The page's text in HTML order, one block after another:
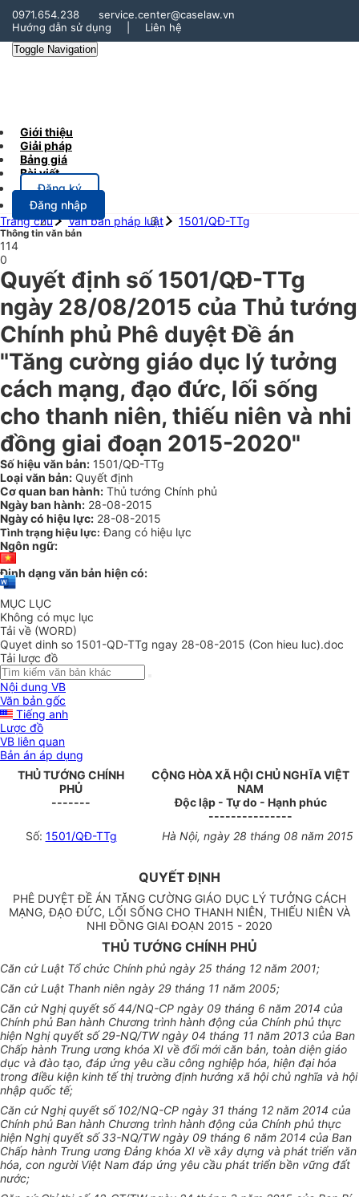
0971.654.238
service.center@caselaw.vn
Hướng dẫn sử dụng
Liên hệ
Toggle Navigation
Giới thiệu
Giải pháp
Bảng giá
Bài viết
Đăng ký
Đăng nhập
Trang chủ
Văn bản pháp luật 1501/QĐ-TTg
Thông tin văn bản
114
0
Quyết định số 1501/QĐ-TTg
ngày 28/08/2015 của Thủ tướng
Chính phủ Phê duyệt Đề án
"Tăng cường giáo dục lý tưởng
cách mạng, đạo đức, lối sống
cho thanh niên, thiếu niên và nhi
đồng giai đoạn 2015-2020"
Số hiệu văn bản: 1501/QĐ-TTg
Loại văn bản: Quyết định
Cơ quan ban hành: Thủ tướng Chính phủ
Ngày ban hành: 28-08-2015
Ngày có hiệu lực: 28-08-2015
Tình trạng hiệu lực: Đang có hiệu lực
Ngôn ngữ:
Định dạng văn bản hiện có:
MỤC LỤC
Không có mục lục
Tải về (WORD)
Quyet dinh so 1501-QD-TTg ngay 28-08-2015 (Con hieu luc).doc
Tải lược đồ
Nội dung VB
Văn bản gốc
Tiếng anh
Lược đồ
VB liên quan
Bản án áp dụng
THỦ TƯỚNG CHÍNH
PHỦ
-------
CỘNG HÒA XÃ HỘI CHỦ NGHĨA VIỆT
NAM
Độc lập - Tự do - Hạnh phúc
---------------
Số: 1501/QĐ-TTg Hà Nội, ngày 28 tháng 08 năm 2015
QUYẾT ĐỊNH
PHÊ DUYỆT ĐỀ ÁN TĂNG CƯỜNG GIÁO DỤC LÝ TƯỞNG CÁCH
MẠNG, ĐẠO ĐỨC, LỐI SỐNG CHO THANH NIÊN, THIẾU NIÊN VÀ
NHI ĐỒNG GIAI ĐOẠN 2015 - 2020
THỦ TƯỚNG CHÍNH PHỦ
Căn cứ Luật Tổ chức Chính phủ ngày 25 tháng 12 năm 2001;
Căn cứ Luật Thanh niên ngày 29 tháng 11 năm 2005;
Căn cứ Nghị quyết số 44/NQ-CP ngày 09 tháng 6 năm 2014 của
Chính phủ Ban hành Chương trình hành động của Chính phủ thực
hiện Nghị quyết số 29-NQ/TW ngày 04 tháng 11 năm 2013 của Ban
Chấp hành Trung ương khóa XI về đổi mới căn bản, toàn diện giáo
dục và đào tạo, đáp ứng yêu cầu công nghiệp hóa, hiện đại hóa
trong điều kiện kinh tế thị trường định hướng xã hội chủ nghĩa và hội
nhập quốc tế;
Căn cứ Nghị quyết số 102/NQ-CP ngày 31 tháng 12 năm 2014 của
Chính phủ Ban hành Chương trình hành động của Chính phủ thực
hiện Nghị quyết số 33-NQ/TW ngày 09 tháng 6 năm 2014 của Ban
Chấp hành Trung ương Đảng khóa XI về xây dựng và phát triển văn
hóa, con người Việt Nam đáp ứng yêu cầu phát triển bền vững đất
nước;